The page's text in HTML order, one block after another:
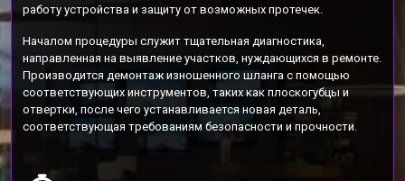
работу устройства и защиту от возможных протечек.
Началом процедуры служит тщательная диагностика,
направленная на выявление участков, нуждающихся в ремонте.
Производится демонтаж изношенного шланга с помощью
соответствующих инструментов, таких как плоскогубцы и
отвертки, после чего устанавливается новая деталь,
соответствующая требованиям безопасности и прочности.